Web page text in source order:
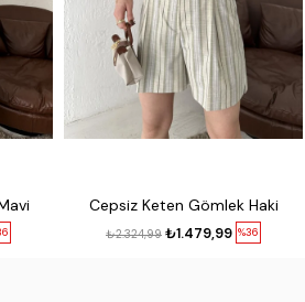
Cepsiz Keten Gömlek Haki
%36
₺1.479,99
₺2.324,99